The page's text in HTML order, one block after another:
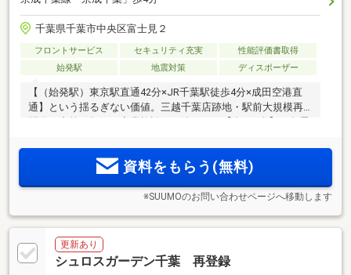
千葉県千葉市中央区富士見２
フロントサービス セキュリティ充実
性能評価書取得
始発駅
地震対策 ディスポーザー
【（始発駅）東京駅直通42分×JR千葉駅徒歩4分×成田空港直
通】という揺るぎない価値。三越千葉店跡地・駅前大規模再
開発の中核を担い、商業施設と一体となる【全491邸】の免震
理的に向上させる選択。千葉の新たなランドマーク
資料をもらう(無料)
※SUUMOのお問い合わせページへ移動します
更新あり
シュロスガーデン千葉 再登録